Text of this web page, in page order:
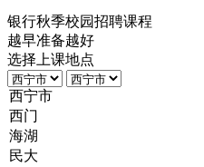
银行秋季校园招聘课程
越早准备越好
选择上课地点